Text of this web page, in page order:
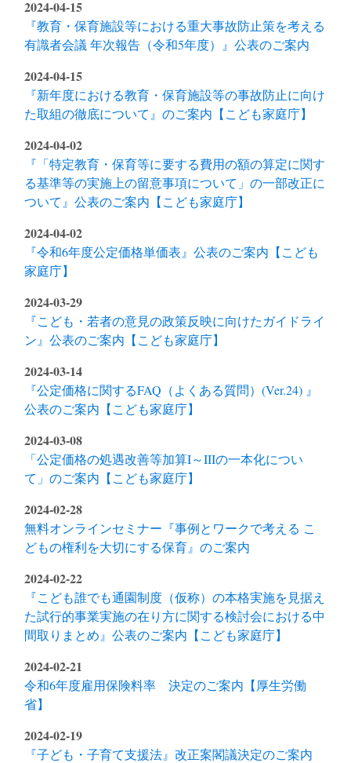
2024-04-15
『教育・保育施設等における重大事故防止策を考える
有識者会議 年次報告（令和5年度）』公表のご案内
2024-04-15
『新年度における教育・保育施設等の事故防止に向け
た取組の徹底について』のご案内【こども家庭庁】
2024-04-02
『「特定教育・保育等に要する費用の額の算定に関す
る基準等の実施上の留意事項について」の一部改正に
ついて』公表のご案内【こども家庭庁】
2024-04-02
『令和6年度公定価格単価表』公表のご案内【こども
家庭庁】
2024-03-29
『こども・若者の意見の政策反映に向けたガイドライ
ン』公表のご案内【こども家庭庁】
2024-03-14
『公定価格に関するFAQ（よくある質問）(Ver.24) 』
公表のご案内【こども家庭庁】
2024-03-08
「公定価格の処遇改善等加算I～IIIの一本化につい
て」のご案内【こども家庭庁】
2024-02-28
無料オンラインセミナー『事例とワークで考える こ
どもの権利を大切にする保育』のご案内
2024-02-22
『こども誰でも通園制度（仮称）の本格実施を見据え
た試行的事業実施の在り方に関する検討会における中
間取りまとめ』公表のご案内【こども家庭庁】
2024-02-21
令和6年度雇用保険料率 決定のご案内【厚生労働
省】
2024-02-19
『子ども・子育て支援法』改正案閣議決定のご案内